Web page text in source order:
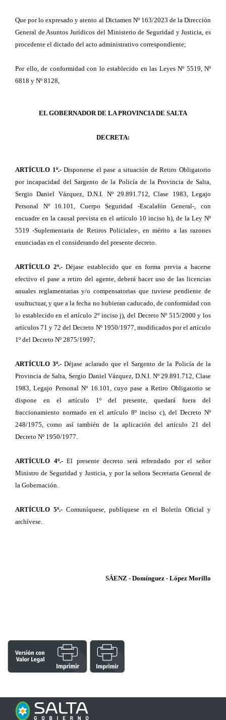
Que por lo expresado y atento al Dictamen Nº 163/2023 de la Dirección
General de Asuntos Jurídicos del Ministerio de Seguridad y Justicia, es
procedente el dictado del acto administrativo correspondiente;
Por ello, de conformidad con lo establecido en las Leyes Nº 5519, Nº
6818 y Nº 8128,
EL GOBERNADOR DE LA PROVINCIA DE SALTA
DECRETA:
ARTÍCULO 1º.-Disponerse el pase a situación de Retiro Obligatorio
por incapacidad del Sargento de la Policía de la Provincia de Salta,
Sergio Daniel Vázquez, D.N.I. Nº 29.891.712, Clase 1983, Legajo
Personal Nº 16.101, Cuerpo Seguridad -Escalafón General-, con
encuadre en la causal prevista en el artículo 10 inciso h), de la Ley Nº
5519 -Suplementaria de Retiros Policiales-, en mérito a las razones
enunciadas en el considerando del presente decreto.
ARTÍCULO 2º.-Déjase establecido que en forma previa a hacerse
efectivo el pase a retiro del agente, deberá hacer uso de las licencias
anuales reglamentarias y/o compensatorias que tuviese pendiente de
usufructuar, y que a la fecha no hubieran caducado, de conformidad con
lo establecido en el artículo 2º inciso j), del Decreto Nº 515/2000 y los
artículos 71 y 72 del Decreto Nº 1950/1977, modificados por el artículo
1º del Decreto Nº 2875/1997;
ARTÍCULO 3º.- Déjase aclarado que el Sargento de la Policía de la
Provincia de Salta, Sergio Daniel Vázquez, D.N.I. Nº 29.891.712, Clase
1983, Legajo Personal Nº 16.101, cuyo pase a Retiro Obligatorio se
dispone en el artículo 1º del presente, quedará fuera del
fraccionamiento normado en el artículo 8º inciso c), del Decreto Nº
248/1975, como así también de la aplicación del artículo 21 del
Decreto Nº 1950/1977.
ARTÍCULO 4º.-El presente decreto será refrendado por el señor
Ministro de Seguridad y Justicia, y por la señora Secretaria General de
la Gobernación.
ARTÍCULO 5º.-Comuníquese, publíquese en el Boletín Oficial y
archívese.
SÁENZ - Domínguez - López Morillo